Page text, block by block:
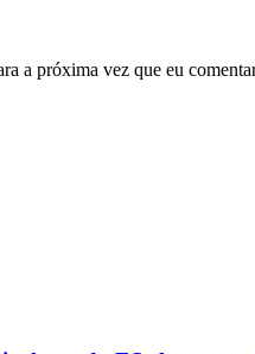
a próxima vez que eu